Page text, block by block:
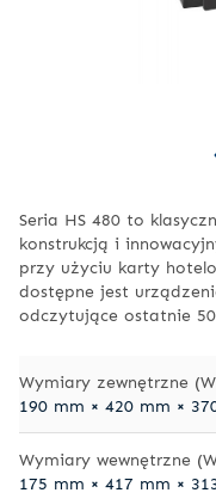
Seria HS 480 to
konstrukcją i
przy użyciu karty
dostępne jest
odczytujące ostatnie
Wymiary zewnętrzne
190 mm × 420 mm ×
Wymiary wewnętrzne
175 mm × 417 mm ×